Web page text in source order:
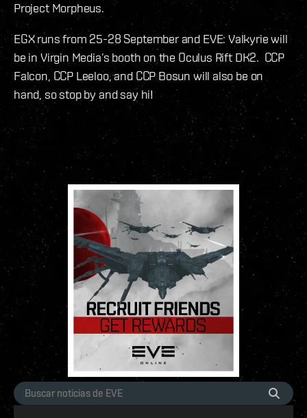
Project Morpheus.
EGX runs from 25-28 September and EVE: Valkyrie will
be in Virgin Media’s booth on the Oculus Rift DK2. CCP
Falcon, CCP Leeloo, and CCP Bosun will also be on
hand, so stop by and say hi!